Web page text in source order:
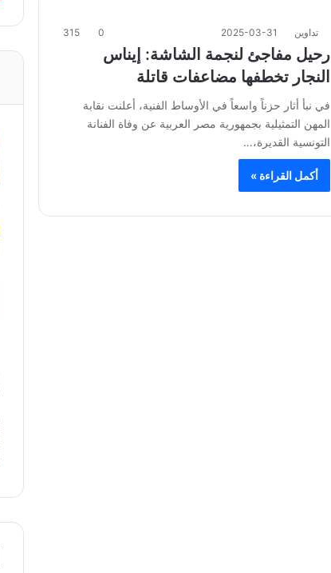
تداوين 2025-03-31
0
315
رحيل مفاجئ لنجمة الشاشة: إيناس
النجار تخطفها مضاعفات قاتلة
في نبأ أثار حزناً واسعاً في الأوساط الفنية، أعلنت نقابة
المهن التمثيلية بجمهورية مصر العربية عن وفاة الفنانة
التونسية القديرة،…
أكمل القراءة »